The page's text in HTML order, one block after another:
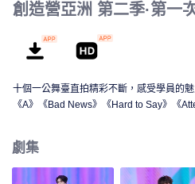
創造營亞洲 第二季·第一
十個一公舞臺直拍精彩不斷，感受學員的魅
《A》《Bad News》《Hard to Say》《
劇集